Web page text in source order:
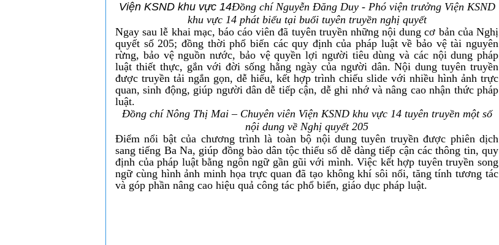
Viện KSND khu vực 14Đồng chí Nguyễn Đăng Duy - Phó viện trưởng Viện KSND
khu vực 14 phát biểu tại buổi tuyên truyền nghị quyết
Ngay sau lễ khai mạc, báo cáo viên đã tuyên truyền những nội dung cơ bản của Nghị
quyết số 205; đồng thời phổ biến các quy định của pháp luật về bảo vệ tài nguyên
rừng, bảo vệ nguồn nước, bảo vệ quyền lợi người tiêu dùng và các nội dung pháp
luật thiết thực, gắn với đời sống hằng ngày của người dân. Nội dung tuyên truyền
được truyền tải ngắn gọn, dễ hiểu, kết hợp trình chiếu slide với nhiều hình ảnh trực
quan, sinh động, giúp người dân dễ tiếp cận, dễ ghi nhớ và nâng cao nhận thức pháp
luật.
Đồng chí Nông Thị Mai – Chuyên viên Viện KSND khu vực 14 tuyên truyền một số
nội dung về Nghị quyết 205
Điểm nổi bật của chương trình là toàn bộ nội dung tuyên truyền được phiên dịch
sang tiếng Ba Na, giúp đồng bào dân tộc thiểu số dễ dàng tiếp cận các thông tin, quy
định của pháp luật bằng ngôn ngữ gần gũi với mình. Việc kết hợp tuyên truyền song
ngữ cùng hình ảnh minh họa trực quan đã tạo không khí sôi nổi, tăng tính tương tác
và góp phần nâng cao hiệu quả công tác phổ biến, giáo dục pháp luật.